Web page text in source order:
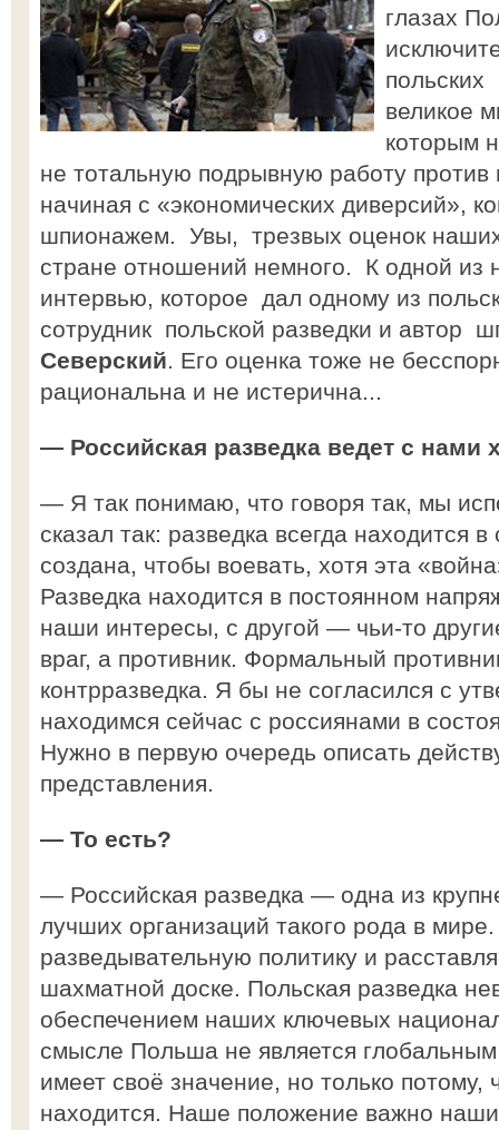
глазах
великое
которым
не тотальную подрывную работу против
начиная с «экономических диверсий»,
шпионажем. Увы, трезвых оценок наших
стране отношений немного. К одной из
интервью, которое дал одному из
сотрудник польской разведки и автор
Северский. Его оценка тоже не
рациональна и не истерична...
— Российская разведка ведет с нами
— Я так понимаю, что говоря так, мы
сказал так: разведка всегда находится
создана, чтобы воевать, хотя эта
Разведка находится в постоянном
наши интересы, с другой — чьи-то
враг, а противник. Формальный
контрразведка. Я бы не согласился с
находимся сейчас с россиянами в
Нужно в первую очередь описать
представления.
— То есть?
— Российская разведка — одна из
лучших организаций такого рода в
разведывательную политику и
шахматной доске. Польская разведка
обеспечением наших ключевых
смысле Польша не является
имеет своё значение, но только потому,
находится. Наше положение важно